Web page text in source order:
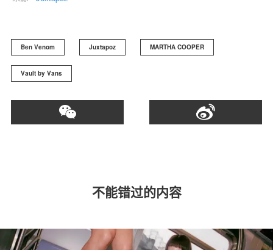
Ben Venom Juxtapoz MARTHA COOPER
Vault by Vans
不能错过的内容